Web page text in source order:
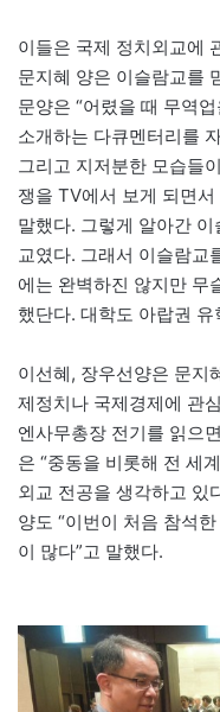
이들은 국제 정치외교에
문지혜 양은 이슬람교를
문양은 “어렸을 때 무역
소개하는 다큐멘터리를
그리고 지저분한 모습들
쟁을 TV에서 보게 되면
말했다. 그렇게 알아간
교였다. 그래서 이슬람교
에는 완벽하진 않지만 무
했단다. 대학도 아랍권
이선혜, 장우선양은 문지
제정치나 국제경제에 관
엔사무총장 전기를 읽으
은 “중동을 비롯해 전 세
외교 전공을 생각하고 있
양도 “이번이 처음 참석
이 많다”고 말했다.